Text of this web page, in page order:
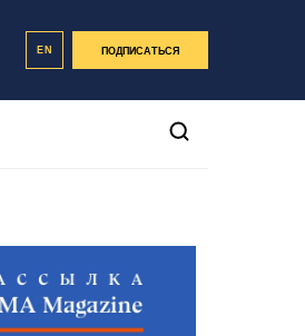
EN ПОДПИСАТЬСЯ